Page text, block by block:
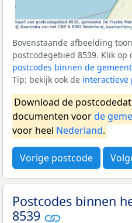
Bovenstaande afbeelding
postcodegebied 8539. Klik op
postcodes binnen de
Tip: bekijk ook de interactieve
Download de
documenten voorde
voor heel Nederland.
Vorige postcode
Postcodes binnen
8539